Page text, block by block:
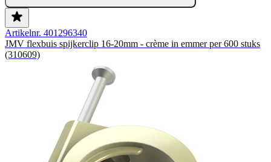
Artikelnr. 401296340
JMV flexbuis spijkerclip 16-20mm - crème in emmer per 600 stuks
(310609)